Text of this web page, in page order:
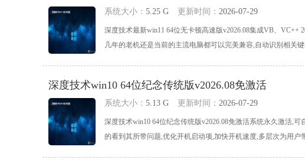
系统大小： 5.25 G 更新时间： 2026-07-29
深度技术最新win11 64位无卡顿高速版v2026.08集成VB、VC++
几年的老机还是当前的主流电脑都可以完美兼容,自动识别相关
深度技术win10 64位纪念传统版v2026.08免激活
系统大小： 5.13 G 更新时间： 2026-07-29
深度技术win10 64位纪念传统版v2026.08免激活系统永久激活,
的看到其所带问题,优化开机启动项,加快开机速度,多层次为用户